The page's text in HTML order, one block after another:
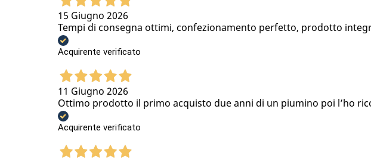
15 Giugno 2026
Tempi di consegna ottimi, confezionamento perfetto, prodotto
Acquirente verificato
11 Giugno 2026
Ottimo prodotto il primo acquisto due anni di un piumino poi l’ho
Acquirente verificato